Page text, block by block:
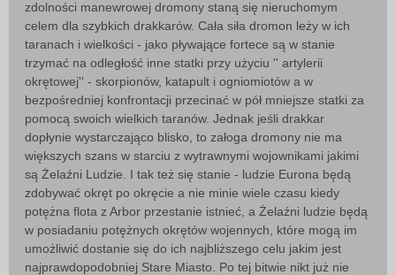
zdolności manewrowej dromony staną się nieruchomym
celem dla szybkich drakkarów. Cała siła dromon leży w ich
taranach i wielkości - jako pływające fortece są w stanie
trzymać na odległość inne statki przy użyciu '' artylerii
okrętowej'' - skorpionów, katapult i ogniomiotów a w
bezpośredniej konfrontacji przecinać w pół mniejsze statki za
pomocą swoich wielkich taranów. Jednak jeśli drakkar
dopłynie wystarczająco blisko, to załoga dromony nie ma
większych szans w starciu z wytrawnymi wojownikami jakimi
są Żelaźni Ludzie. I tak też się stanie - ludzie Eurona będą
zdobywać okręt po okręcie a nie minie wiele czasu kiedy
potężna flota z Arbor przestanie istnieć, a Żelaźni ludzie będą
w posiadaniu potężnych okrętów wojennych, które mogą im
umożliwić dostanie się do ich najbliższego celu jakim jest
najprawdopodobniej Stare Miasto. Po tej bitwie nikt już nie